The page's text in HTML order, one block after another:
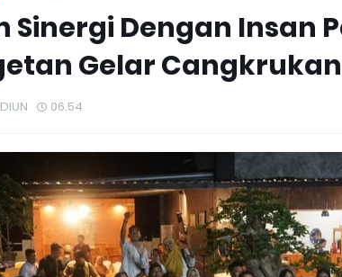
Sinergi Dengan Insan
Gelar
06.54